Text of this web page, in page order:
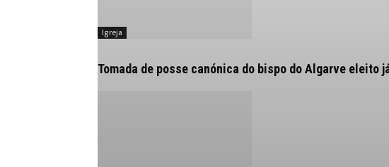
Igreja
Tomada de posse canónica do bispo do Algarve eleito